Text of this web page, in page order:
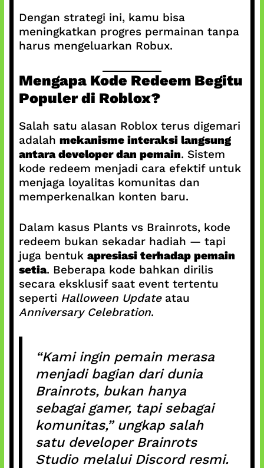
Dengan strategi ini, kamu bisa
meningkatkan progres permainan tanpa
harus mengeluarkan Robux.
Mengapa Kode Redeem Begitu
Populer di Roblox?
Salah satu alasan Roblox terus digemari
adalah mekanisme interaksi langsung
antara developer dan pemain. Sistem
kode redeem menjadi cara efektif untuk
menjaga loyalitas komunitas dan
memperkenalkan konten baru.
Dalam kasus Plants vs Brainrots, kode
redeem bukan sekadar hadiah — tapi
juga bentuk apresiasi terhadap pemain
setia. Beberapa kode bahkan dirilis
secara eksklusif saat event tertentu
seperti Halloween Updateatau
Anniversary Celebration.
“Kami ingin pemain merasa
menjadi bagian dari dunia
Brainrots, bukan hanya
sebagai gamer, tapi sebagai
komunitas,” ungkap salah
satu developer Brainrots
Studio melalui Discord resmi.